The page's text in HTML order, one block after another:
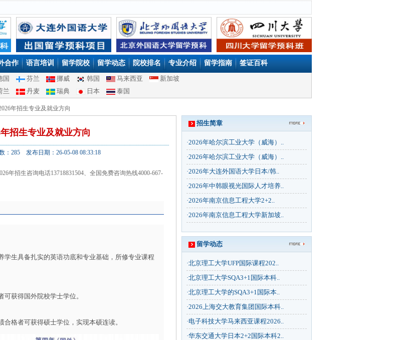
合作 语言培训 留学院校 留学动态 院校排名 专业介绍 留学指南 签证百科
国 芬兰 挪威 韩国 马来西亚
新加坡
兰 丹麦 瑞典 日本 泰国
年招生专业及就业方向
招生专业及就业方向
285 发布日期：26-05-08 08:33:18
年招生咨询电话13718831504、全国免费咨询热线4000-667-
生具备扎实的英语功底和专业基础，所修专业课程
获得国外院校学士学位。
格者可获得硕士学位，实现本硕连读。
招生简章
·2026年哈尔滨工业大学（威海）..
·2026年哈尔滨工业大学（威海）..
·2026年大连外国语大学日本/韩..
·2026年中韩眼视光国际人才培养..
·2026年南京信息工程大学2+2..
·2026年南京信息工程大学新加坡..
留学动态
·北京理工大学UFP国际课程202..
·北京理工大学SQA3+1国际本科..
·北京理工大学的SQA3+1国际本..
·2026上海交大教育集团国际本科..
·电子科技大学马来西亚课程2026..
·华东交通大学日本2+2国际本科2..